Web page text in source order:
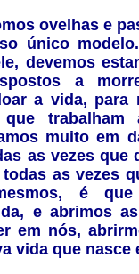
ovelhas e
único
devemos
a
a vida, para
que trabalham
muito em
as vezes que
as vezes
é
e abrimos
em nós,
vida que nasce